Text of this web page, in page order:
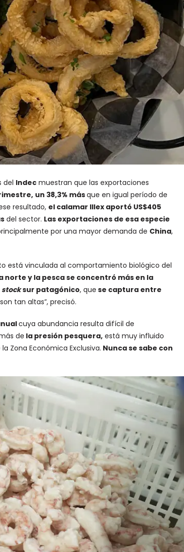
del Indecmuestran que las exportaciones
un 38,3% másque en igual período de
resultado, el calamar Illex aportó US$405
del sector. Las exportaciones de esa especie
por una mayor demanda de China,
está vinculada al comportamiento biológico del
norte y la pesca se concentró más en la
stocksur patagónico, que se captura entre
tan altas”, precisó.
cuya abundancia resulta difícil de
de la presión pesquera,está muy influido
Zona Económica Exclusiva. Nunca se sabe con